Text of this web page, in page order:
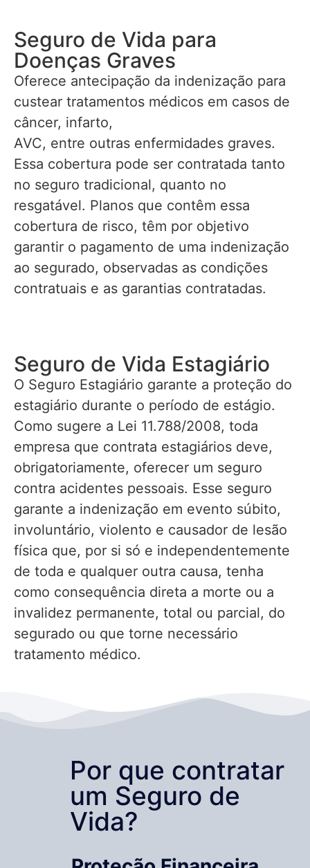
Seguro de Vida para
Doenças Graves
Oferece antecipação da indenização para
custear tratamentos médicos em casos de
câncer, infarto,
AVC, entre outras enfermidades graves.
Essa cobertura pode ser contratada tanto
no seguro tradicional, quanto no
resgatável. Planos que contêm essa
cobertura de risco, têm por objetivo
garantir o pagamento de uma indenização
ao segurado, observadas as condições
contratuais e as garantias contratadas.
Seguro de Vida Estagiário
O Seguro Estagiário garante a proteção do
estagiário durante o período de estágio.
Como sugere a Lei 11.788/2008, toda
empresa que contrata estagiários deve,
obrigatoriamente, oferecer um seguro
contra acidentes pessoais. Esse seguro
garante a indenização em evento súbito,
involuntário, violento e causador de lesão
física que, por si só e independentemente
de toda e qualquer outra causa, tenha
como consequência direta a morte ou a
invalidez permanente, total ou parcial, do
segurado ou que torne necessário
tratamento médico.
Por que contratar
um Seguro de
Vida?